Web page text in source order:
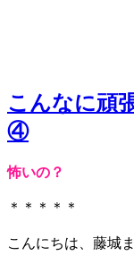
こんなに頑
④
怖いの？
＊＊＊＊＊
こんにちは、藤城